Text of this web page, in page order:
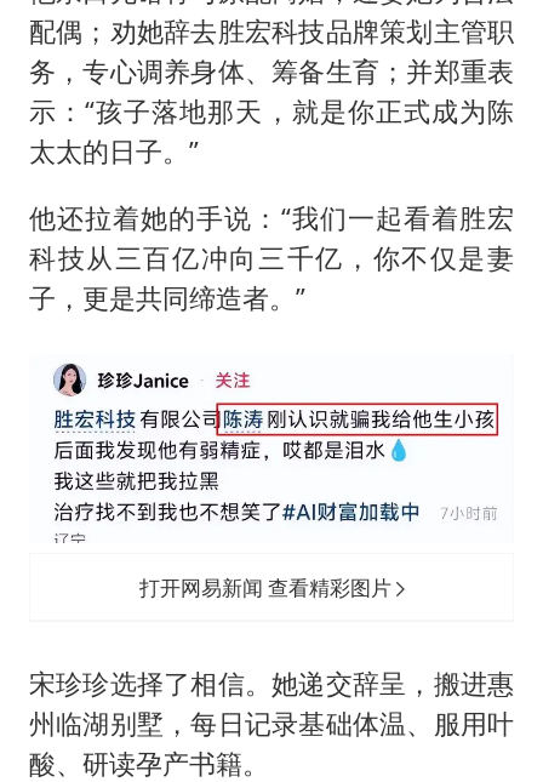
配偶；劝她辞去胜宏科技品牌策划主管职
务，专心调养身体、筹备生育；并郑重表
示：“孩子落地那天，就是你正式成为陈
太太的日子。”
他还拉着她的手说：“我们一起看着胜宏
科技从三百亿冲向三千亿，你不仅是妻
子，更是共同缔造者。”
打开网易新闻 查看精彩图片
宋珍珍选择了相信。她递交辞呈，搬进惠
州临湖别墅，每日记录基础体温、服用叶
酸、研读孕产书籍。